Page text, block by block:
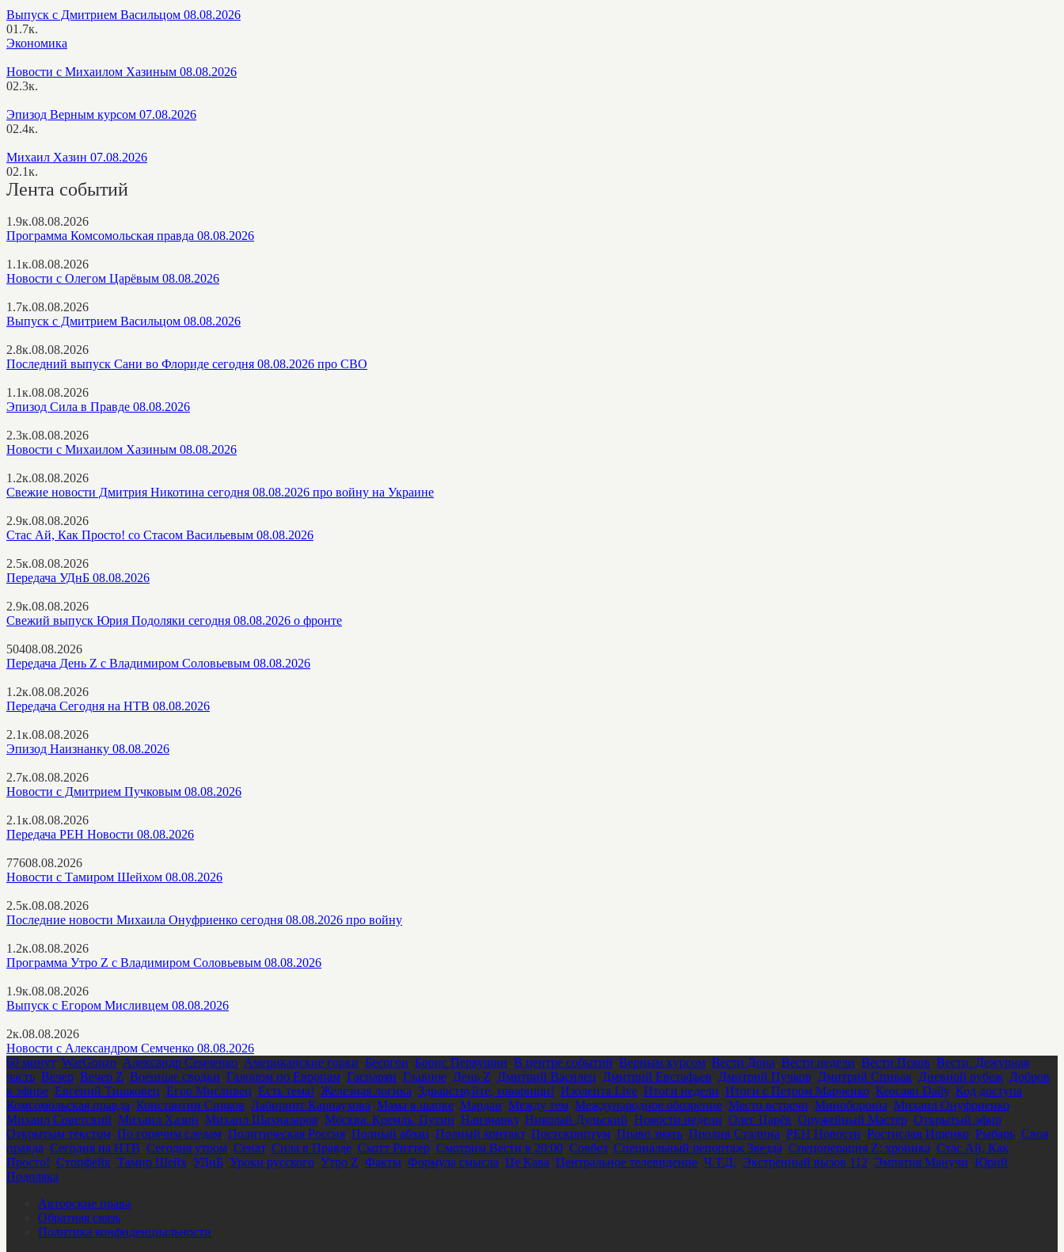
Выпуск с Дмитрием Васильцом 08.08.2026
01.7к.
Экономика
Новости с Михаилом Хазиным 08.08.2026
02.3к.
Эпизод Верным курсом 07.08.2026
02.4к.
Михаил Хазин 07.08.2026
02.1к.
Лента событий
1.9к.08.08.2026
Программа Комсомольская правда 08.08.2026
1.1к.08.08.2026
Новости с Олегом Царёвым 08.08.2026
1.7к.08.08.2026
Выпуск с Дмитрием Васильцом 08.08.2026
2.8к.08.08.2026
Последний выпуск Сани во Флориде сегодня 08.08.2026 про СВО
1.1к.08.08.2026
Эпизод Сила в Правде 08.08.2026
2.3к.08.08.2026
Новости с Михаилом Хазиным 08.08.2026
1.2к.08.08.2026
Свежие новости Дмитрия Никотина сегодня 08.08.2026 про войну на Украине
2.9к.08.08.2026
Стас Ай, Как Просто! со Стасом Васильевым 08.08.2026
2.5к.08.08.2026
Передача УДнБ 08.08.2026
2.9к.08.08.2026
Свежий выпуск Юрия Подоляки сегодня 08.08.2026 о фронте
50408.08.2026
Передача День Z с Владимиром Соловьевым 08.08.2026
1.2к.08.08.2026
Передача Сегодня на НТВ 08.08.2026
2.1к.08.08.2026
Эпизод Наизнанку 08.08.2026
2.7к.08.08.2026
Новости с Дмитрием Пучковым 08.08.2026
2.1к.08.08.2026
Передача РЕН Новости 08.08.2026
77608.08.2026
Новости с Тамиром Шейхом 08.08.2026
2.5к.08.08.2026
Последние новости Михаила Онуфриенко сегодня 08.08.2026 про войну
1.2к.08.08.2026
Программа Утро Z с Владимиром Соловьевым 08.08.2026
1.9к.08.08.2026
Выпуск с Егором Мисливцем 08.08.2026
2к.08.08.2026
Новости с Александром Семченко 08.08.2026
60 минут, WarGonzo Александр Семченко Американские горки Бесогон Борис Первушин В центре событий Верным курсом Вести Дона Вести недели Вести Псков Вести. Дежурная
часть Вечер Вечер Z Военные сводки Галопом по Европам Гаспарян Главное День Z Дмитрий Василец Дмитрий Евстафьев Дмитрий Пучков Дмитрий Спивак Дневной рубеж Добров
в эфире Евгений Тишковец Егор Мисливец Есть тема! Железная логика Здравствуйте, товарищи! Изолента Live Итоги недели Итоги с Петром Марченко Кеосаян Daily, Код доступа
Комсомольская правда Константин Сивков Лабиринт Карнаухова Мама в шапке Мардан Между тем Международное обозрение Место встречи Минобороны Михаил Онуфриенко
Михаил Советский Михаил Хазин Михаил Шахназаров Москва. Кремль. Путин Наизнанку, Николай Дульский Новости недели Олег Царёв Оружейный Мастер Открытый эфир
Открытым текстом По горячим следам Политическая Россия Полный абзац Полный контакт, Постскриптум Право знать Пролив Сталина РЕН Новости Ростислав Ищенко Рыбарь Своя
правда Сегодня на НТВ Сегодня утром Сенат, Сила в Правде Скотт Риттер Смотрим Вести в 20:00 Совбез Специальный репортаж Звезда Спецоперация Z: хроника Стас Ай, Как
Просто! Стопфейк Тамир Шейх УДнБ Уроки русского Утро Z Факты Формула смысла Це Кава Центральное телевидение Ч.Т.Д. Экстренный вызов 112 Эмпатия Манучи Юрий
Подоляка
Авторские права
Обратная связь
Политика конфиденциальности